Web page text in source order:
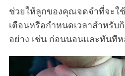
ช่วยให้ลูกของคุณจดจำที่จะใ
เตือนหรือกำหนดเวลาสำหรับ
อย่าง เช่น ก่อนนอนและทันที